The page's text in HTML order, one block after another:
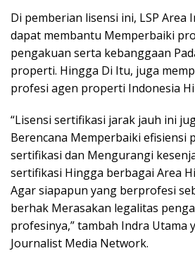
Di pemberian lisensi ini, LSP Area
dapat membantu Memperbaiki
pengakuan serta kebanggaan
properti. Hingga Di Itu, juga
profesi agen properti Indonesia
“Lisensi sertifikasi jarak jauh ini
Berencana Memperbaiki efisiensi
sertifikasi dan Mengurangi
sertifikasi Hingga berbagai Area
Agar siapapun yang berprofesi
berhak Merasakan legalitas
profesinya,” tambah Indra Utama
Journalist Media Network.